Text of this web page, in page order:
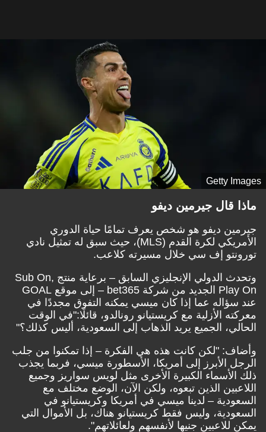
Getty Images
ماذا قال جيرمين ديفو
جيرمين ديفو هو شخص يعرف تمامًا حياة الدوري
الأمريكي لكرة القدم (MLS)، حيث سبق له تمثيل نادي
تورونتو إف سي خلال مسيرته كلاعب.
وتحدث الدولي الإنجليزي السابق – برعاية منتج Sub On,
Play On الجديد من شركة bet365 – إلى موقع GOAL
عند سؤاله عما إذا كان ميسي يمكنه التفوق مجددًا في
معركته الأزلية مع كريستيانو رونالدو، قائلًا:"في الوقت
الحالي، الجميع يريد الذهاب إلى السعودية، أليس كذلك؟"
وأضاف: "لكن كانت هذه هي الفكرة – إذا تمكنوا من جلب
الرجل الأبرز إلى أمريكا، الأسطورة ميسي، فربما يجذب
ذلك الأسماء الكبيرة الأخرى مثل لويس سواريز وجميع
اللاعبين الذين تبعوه، ولكن الآن، الوضع مختلف مع
السعودية – لدينا ميسي في أمريكا وكريستيانو في
السعودية، وليس فقط كريستيانو هناك، بل الأموال التي
يمكن للاعبين جنيها لأنفسهم ولعائلاتهم".